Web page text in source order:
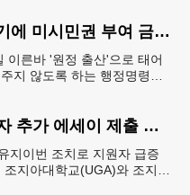
트럼프, '원정출산 아기에 미시민권 부여 금지' 행정명령 서명
이른바 '원정 출산'으로 태어
지 않도록 하는 행정명령에
조지아텍⋅UGA, 지원자 추가 에세이 제출 폐지
지이번 조치로 지원자 급증
지아대학교(UGA)와 조지아